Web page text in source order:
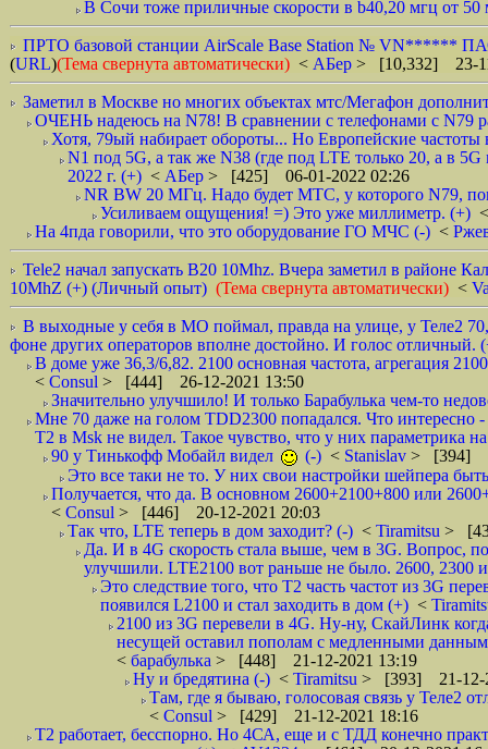
В Сочи тоже приличные скорости в b40,20 мгц от
ПРТО базовой станции AirScale Base Station № VN******
(URL)(Тема свернута автоматически) < АБер > [10,332] 23-
Заметил в Москве но многих объектах мтс/Мегафон
ОЧЕНЬ надеюсь на N78! В сравнении с телефонами с N79
Хотя, 79ый набирает обороты... Но Европейские частоты
N1 под 5G, а так же N38 (где под LTE только 20, а в
2022 г. (+) < АБер > [425] 06-01-2022 02:26
NR BW 20 МГц. Надо будет МТС, у которого N79,
Усиливаем ощущения! =) Это уже миллиметр. (+)
На 4пда говорили, что это оборудование ГО МЧС (-) <
Tele2 начал запускать B20 10Mhz. Вчера заметил в районе
10MhZ (+) (Личный опыт) (Тема свернута автоматически) <
В выходные у себя в МО поймал, правда на улице, у Теле2
фоне других операторов вполне достойно. И голос отличный.
В доме уже 36,3/6,82. 2100 основная частота, агрегация
< Consul > [444] 26-12-2021 13:50
Значительно улучшило! И только Барабулька чем-то
Мне 70 даже на голом TDD2300 попадался. Что
Т2 в Msk не видел. Такое чувство, что у них параметрика
90 у Тинькофф Мобайл видел
(-) < Stanislav > [394]
Это все таки не то. У них свои настройки шейпера
Получается, что да. В основном 2600+2100+800 или
< Consul > [446] 20-12-2021 20:03
Так что, LTE теперь в дом заходит? (-) < Tiramitsu >
Да. И в 4G скорость стала выше, чем в 3G. Вопрос,
улучшили. LTE2100 вот раньше не было. 2600, 2300
Это следствие того, что Т2 часть частот из 3G
появился L2100 и стал заходить в дом (+) <
2100 из 3G перевели в 4G. Ну-ну, СкайЛинк
несущей оставил пополам с медленными
< барабулька > [448] 21-12-2021 13:19
Ну и бредятина (-) < Tiramitsu > [393] 21-12-
Там, где я бываю, голосовая связь у Теле2
< Consul > [429] 21-12-2021 18:16
Т2 работает, бесспорно. Но 4СА, еще и с ТДД конечно